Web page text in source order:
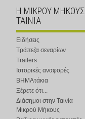
Η ΜΙΚΡΟΥ ΜΗΚΟΥΣ
ΤΑΙΝΙΑ
Ειδήσεις
Τράπεζα σεναρίων
Trailers
Ιστορικές αναφορές
ΒΗΜΑτάκια
Ξέρετε ότι...
Διάσημοι στην Ταινία
Μικρού Μήκους